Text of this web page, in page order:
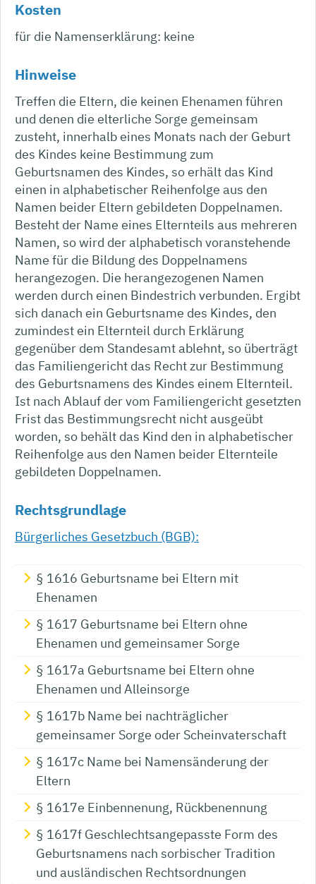
Kosten
für die Namenserklärung: keine
Hinweise
Treffen die Eltern, die keinen Ehenamen führen
und denen die elterliche Sorge gemeinsam
zusteht, innerhalb eines Monats nach der Geburt
des Kindes keine Bestimmung zum
Geburtsnamen des Kindes, so erhält das Kind
einen in alphabetischer Reihenfolge aus den
Namen beider Eltern gebildeten Doppelnamen.
Besteht der Name eines Elternteils aus mehreren
Namen, so wird der alphabetisch voranstehende
Name für die Bildung des Doppelnamens
herangezogen. Die herangezogenen Namen
werden durch einen Bindestrich verbunden. Ergibt
sich danach ein Geburtsname des Kindes, den
zumindest ein Elternteil durch Erklärung
gegenüber dem Standesamt ablehnt, so überträgt
das Familiengericht das Recht zur Bestimmung
des Geburtsnamens des Kindes einem Elternteil.
Ist nach Ablauf der vom Familiengericht gesetzten
Frist das Bestimmungsrecht nicht ausgeübt
worden, so behält das Kind den in alphabetischer
Reihenfolge aus den Namen beider Elternteile
gebildeten Doppelnamen.
Rechtsgrundlage
Bürgerliches Gesetzbuch (BGB):
§ 1616 Geburtsname bei Eltern mit
Ehenamen
§ 1617 Geburtsname bei Eltern ohne
Ehenamen und gemeinsamer Sorge
§ 1617a Geburtsname bei Eltern ohne
Ehenamen und Alleinsorge
§ 1617b Name bei nachträglicher
gemeinsamer Sorge oder Scheinvaterschaft
§ 1617c Name bei Namensänderung der
Eltern
§ 1617e Einbennenung, Rückbenennung
§ 1617f Geschlechtsangepasste Form des
Geburtsnamens nach sorbischer Tradition
und ausländischen Rechtsordnungen